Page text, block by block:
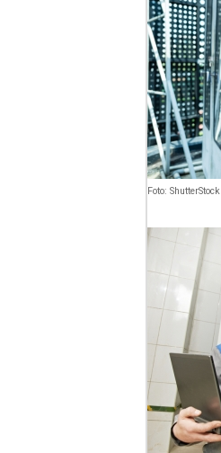
Foto: ShutterStock